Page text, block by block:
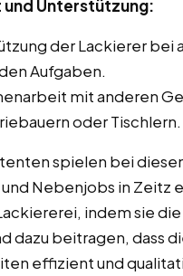
und Unterstützung:
der Lackierer bei
Aufgaben.
mit anderen
oder Tischlern.
spielen bei
Nebenjobs in Zeitz
indem sie
dazu beitragen, dass
effizient und